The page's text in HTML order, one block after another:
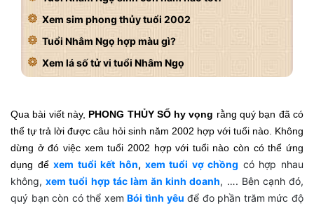
Xem sim phong thủy tuổi 2002
Tuổi Nhâm Ngọ hợp màu gì?
Xem lá số tử vi tuổi Nhâm Ngọ
Qua bài viết này, PHONG THỦY SỐ hy vọng rằng quý bạn đã có
thể tự trả lời được câu hỏi sinh năm 2002 hợp với tuổi nào. Không
dừng ở đó việc xem tuổi 2002 hợp với tuổi nào còn có thể ứng
dụng đểxem tuổi kết hôn, xem tuổi vợ chồng có hợp nhau
không,xem tuổi hợp tác làm ăn kinh doanh, …. Bên cạnh đó,
quý bạn còn có thể xemBói tình yêu để đo phần trăm mức độ